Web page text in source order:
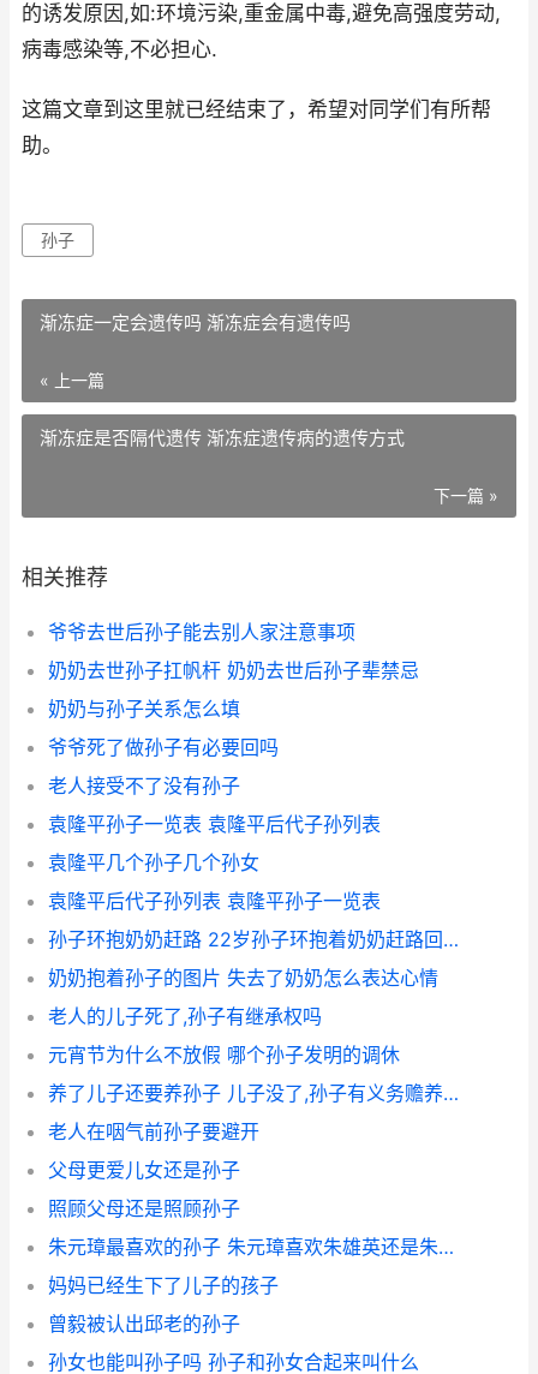
的诱发原因,如:环境污染,重金属中毒,避免高强度劳动,
病毒感染等,不必担心.
这篇文章到这里就已经结束了，希望对同学们有所帮
助。
孙子
渐冻症一定会遗传吗 渐冻症会有遗传吗
« 上一篇
渐冻症是否隔代遗传 渐冻症遗传病的遗传方式
下一篇 »
相关推荐
爷爷去世后孙子能去别人家注意事项
奶奶去世孙子扛帆杆 奶奶去世后孙子辈禁忌
奶奶与孙子关系怎么填
爷爷死了做孙子有必要回吗
老人接受不了没有孙子
袁隆平孙子一览表 袁隆平后代子孙列表
袁隆平几个孙子几个孙女
袁隆平后代子孙列表 袁隆平孙子一览表
孙子环抱奶奶赶路 22岁孙子环抱着奶奶赶路回家过年
奶奶抱着孙子的图片 失去了奶奶怎么表达心情
老人的儿子死了,孙子有继承权吗
元宵节为什么不放假 哪个孙子发明的调休
养了儿子还要养孙子 儿子没了,孙子有义务赡养爷爷吗
老人在咽气前孙子要避开
父母更爱儿女还是孙子
照顾父母还是照顾孙子
朱元璋最喜欢的孙子 朱元璋喜欢朱雄英还是朱允炆
妈妈已经生下了儿子的孩子
曾毅被认出邱老的孙子
孙女也能叫孙子吗 孙子和孙女合起来叫什么